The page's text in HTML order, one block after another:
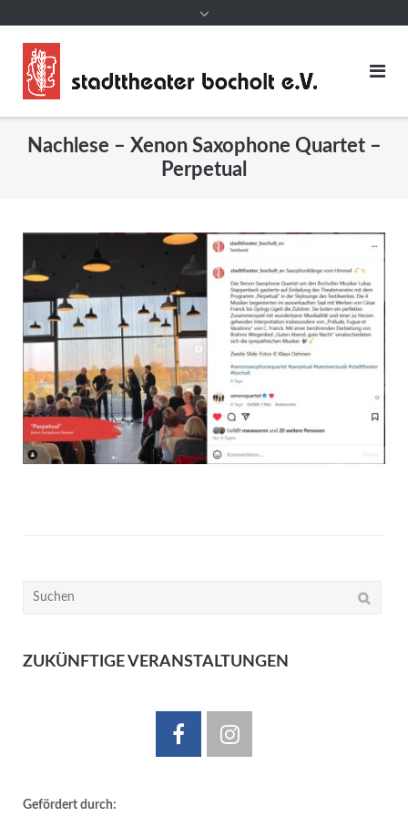
Nachlese – Xenon Saxophone Quartet –
Perpetual
Suchen
ZUKÜNFTIGE VERANSTALTUNGEN
Gefördert durch: